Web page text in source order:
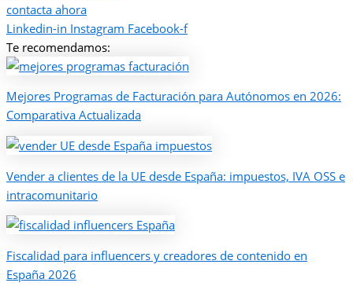
contacta ahora
Linkedin-in Instagram Facebook-f
Te recomendamos:
Mejores Programas de Facturación para Autónomos en 2026:
Comparativa Actualizada
Vender a clientes de la UE desde España: impuestos, IVA OSS e
intracomunitario
Fiscalidad para influencers y creadores de contenido en
España 2026